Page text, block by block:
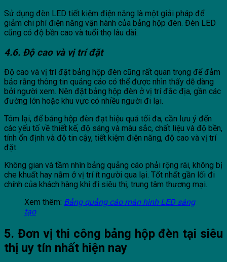
Sử dụng đèn LED tiết kiệm điện năng là một giải pháp để
giảm chi phí điện năng vận hành của bảng hộp đèn. Đèn LED
cũng có độ bền cao và tuổi thọ lâu dài.
4.6. Độ cao và vị trí đặt
Độ cao và vị trí đặt bảng hộp đèn cũng rất quan trọng để đảm
bảo rằng thông tin quảng cáo có thể được nhìn thấy dễ dàng
bởi người xem. Nên đặt bảng hộp đèn ở vị trí đắc địa, gần các
đường lớn hoặc khu vực có nhiều người đi lại.
Tóm lại, để bảng hộp đèn đạt hiệu quả tối đa, cần lưu ý đến
các yếu tố về thiết kế, độ sáng và màu sắc, chất liệu và độ bền,
tính ổn định và độ tin cậy, tiết kiệm điện năng, độ cao và vị trí
đặt.
Không gian và tầm nhìn bảng quảng cáo phải rộng rãi, không bị
che khuất hay nằm ở vị trí ít người qua lại. Tốt nhất gần lối đi
chính của khách hàng khi đi siêu thị, trung tâm thương mại.
Xem thêm: Bảng quảng cáo màn hình LED sáng
tạo
5. Đơn vị thi công bảng hộp đèn tại siêu
thị uy tín nhất hiện nay